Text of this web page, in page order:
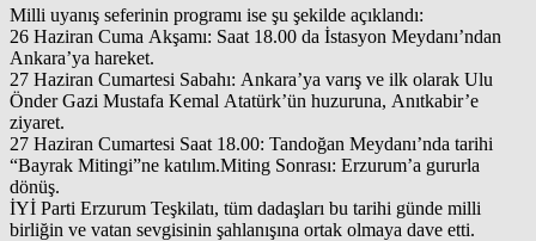
Milli uyanış seferinin programı ise şu şekilde açıklandı:
26 Haziran Cuma Akşamı: Saat 18.00 da İstasyon Meydanı’ndan
Ankara’ya hareket.
27 Haziran Cumartesi Sabahı: Ankara’ya varış ve ilk olarak Ulu
Önder Gazi Mustafa Kemal Atatürk’ün huzuruna, Anıtkabir’e
ziyaret.
27 Haziran Cumartesi Saat 18.00: Tandoğan Meydanı’nda tarihi
“Bayrak Mitingi”ne katılım.Miting Sonrası: Erzurum’a gururla
dönüş.
İYİ Parti Erzurum Teşkilatı, tüm dadaşları bu tarihi günde milli
birliğin ve vatan sevgisinin şahlanışına ortak olmaya dave etti.